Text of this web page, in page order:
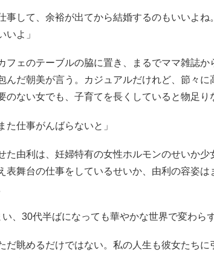
事して、余裕が出てから結婚するのもいいよ
いよ」
フェのテーブルの脇に置き、まるでママ雑誌
んだ朝美が言う。カジュアルだけれど、節々に
のない女でも、子育てを長くしていると物足り
た仕事がんばらないと」
た由利は、妊婦特有の女性ホルモンのせいか
表舞台の仕事をしているせいか、由利の容姿は
、30代半ばになっても華やかな世界で変わら
だ眺めるだけではない。私の人生も彼女たち